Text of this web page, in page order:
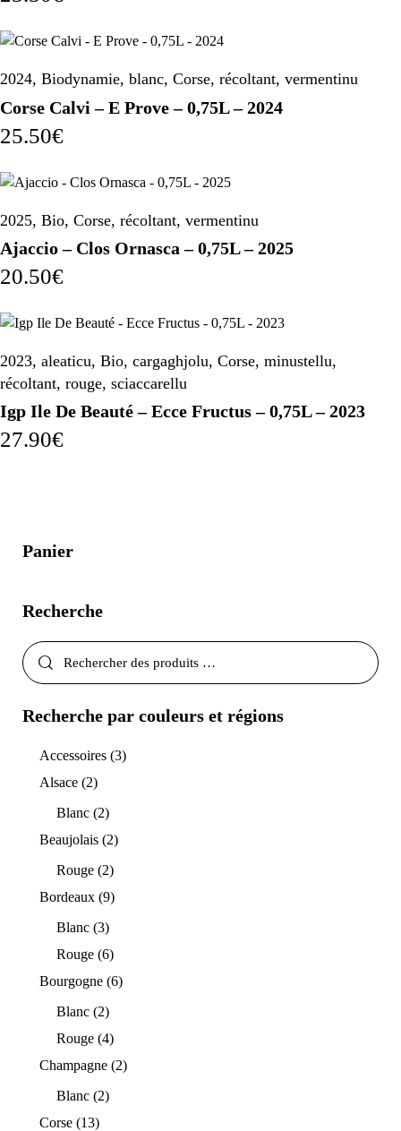
2024, Biodynamie, blanc, Corse, récoltant, vermentinu
Corse Calvi – E Prove – 0,75L – 2024
25.50€
2025, Bio, Corse, récoltant, vermentinu
Ajaccio – Clos Ornasca – 0,75L – 2025
20.50€
2023, aleaticu, Bio, cargaghjolu, Corse, minustellu,
récoltant, rouge, sciaccarellu
Igp Ile De Beauté – Ecce Fructus – 0,75L – 2023
27.90€
Panier
Recherche
Recherche par couleurs et régions
Accessoires (3)
Alsace (2)
Blanc (2)
Beaujolais (2)
Rouge (2)
Bordeaux (9)
Blanc (3)
Rouge (6)
Bourgogne (6)
Blanc (2)
Rouge (4)
Champagne (2)
Blanc (2)
Corse (13)